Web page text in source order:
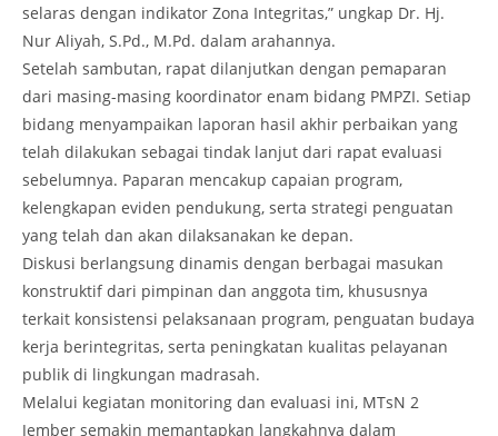
selaras dengan indikator Zona Integritas,” ungkap Dr. Hj.
Nur Aliyah, S.Pd., M.Pd. dalam arahannya.
Setelah sambutan, rapat dilanjutkan dengan pemaparan
dari masing-masing koordinator enam bidang PMPZI. Setiap
bidang menyampaikan laporan hasil akhir perbaikan yang
telah dilakukan sebagai tindak lanjut dari rapat evaluasi
sebelumnya. Paparan mencakup capaian program,
kelengkapan eviden pendukung, serta strategi penguatan
yang telah dan akan dilaksanakan ke depan.
Diskusi berlangsung dinamis dengan berbagai masukan
konstruktif dari pimpinan dan anggota tim, khususnya
terkait konsistensi pelaksanaan program, penguatan budaya
kerja berintegritas, serta peningkatan kualitas pelayanan
publik di lingkungan madrasah.
Melalui kegiatan monitoring dan evaluasi ini, MTsN 2
Jember semakin memantapkan langkahnya dalam